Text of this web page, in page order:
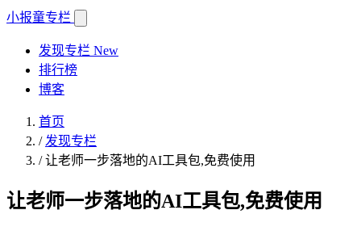
小报童专栏
发现专栏 New
排行榜
博客
首页
/ 发现专栏
/让老师一步落地的AI工具包,免费使用
让老师一步落地的AI工具包,免费使用